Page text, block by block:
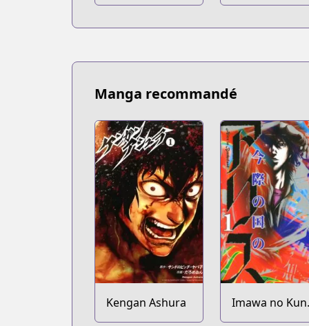
Manga recommandé
Kengan Ashura
Imawa no Kuni
no Alice